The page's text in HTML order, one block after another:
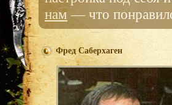
нам — что
Фред Саберхаген